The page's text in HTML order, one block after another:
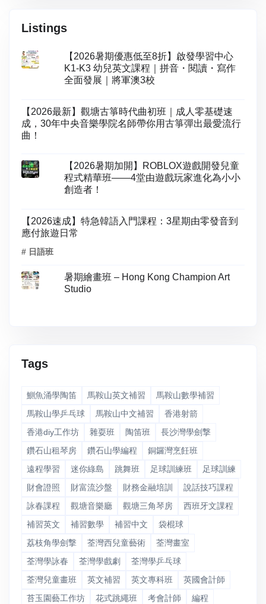
Listings
【2026暑期優惠低至8折】啟發學習中心
K1-K3 幼兒英文課程｜拼音・閱讀・寫作
全面發展｜將軍澳3校
【2026最新】觀塘古箏時代曲初班｜成人零基礎速
成，30年中央音樂學院名師帶你用古箏彈出最愛流行
曲！
【2026暑期加開】ROBLOX遊戲開發兒童
程式精華班——4堂由遊戲玩家進化為小小
創造者！
【2026速成】特急韓語入門課程：3星期由零發音到
應付旅遊日常
# 日語班
暑期繪畫班 – Hong Kong Champion Art
Studio
Tags
鰂魚涌學陶笛 馬鞍山英文補習
馬鞍山數學補習
馬鞍山學乒乓球
馬鞍山中文補習
香港射箭
香港diy工作坊
雜耍班 陶笛班
長沙灣學劍撃
鑽石山租琴房
鑽石山學編程
銅鑼灣烹飪班
遠程學習
迷你綠島 跳舞班 足球訓練班
足球訓練
財會證照
財富流沙盤 財務金融培訓
說話技巧課程
詠春課程
觀塘音樂廳 觀塘三角琴房
西班牙文課程
補習英文
補習數學 補習中文
袋棍球
荔枝角學劍撃
荃灣西兒童藝術
荃灣畫室
荃灣學詠春
荃灣學戲劇
荃灣學乒乓球
荃灣兒童畫班
英文補習 英文專科班
英國會計師
苔玉園藝工作坊
花式跳繩班 考會計師
編程